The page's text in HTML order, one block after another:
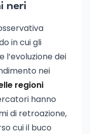
neri
in cui gli
l’evoluzione dei
nei
regioni
hanno
di retroazione,
cui il buco